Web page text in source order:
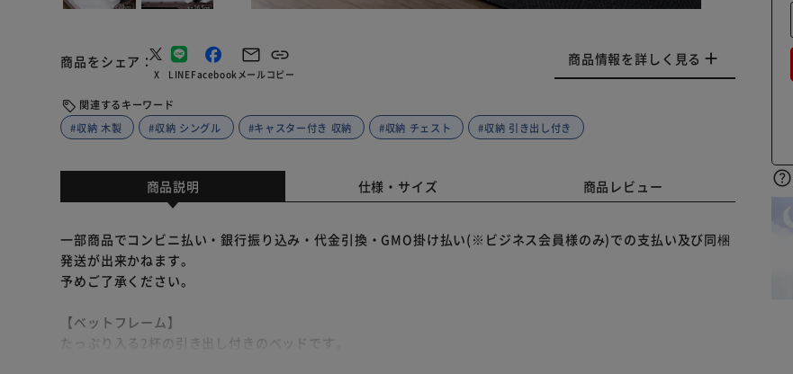
商品をシェア
X LINEFacebook メールコピー
商品情報を詳しく見る
関連するキーワード
#収納 木製
#収納 シングル #キャスター付き 収納 #収納 チェスト #収納 引き出し付き
商品説明 仕様・サイズ 商品レビュー
一部商品でコンビニ払い・銀行振り込み・代金引換・GMO掛け払い(※ビジネス会員様のみ)での支払い及び同梱
発送が出来かねます。
予めご了承ください。
【ベットフレーム】
たっぷり入る2杯の引き出し付きのベッドです。